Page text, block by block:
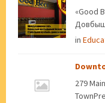
«Good
in
279